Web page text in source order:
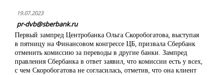
19.07.2023
pr-dvb@sberbank.ru
Первый зампред Центробанка Ольга Скоробогатова, выступая
в пятницу на Финансовом конгрессе ЦБ, призвала Сбербанк
отменить комиссию за переводы в другие банки. Зампред
правления Сбербанка в ответ заявил, что комиссии есть у всех,
с чем Скоробогатова не согласилась, отметив, что она клиент